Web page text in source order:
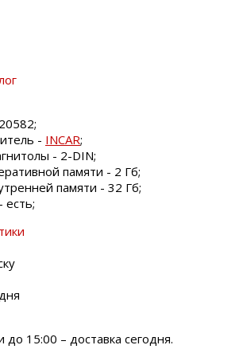
- INCAR;
- 2-DIN;
памяти - 2 Гб;
памяти - 32 Гб;
есть;
до 15:00 – доставка сегодня.